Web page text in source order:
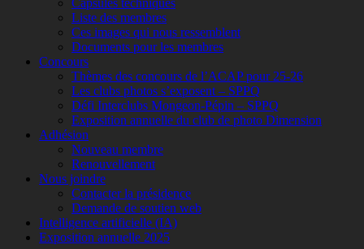
Capsules techniques
Liste des membres
Ces images qui nous ressemblent
Documents pour les membres
Concours
Thèmes des concours de l’ACAP pour 25-26
Les clubs photos s’exposent – SPPQ
Défi Interclubs Mongeon-Pépin – SPPQ
Exposition annuelle du club de photo Dimension
Adhésion
Nouveau membre
Renouvellement
Nous joindre
Contacter la présidence
Demande de soutien web
Intelligence artificielle (IA)
Exposition annuelle 2025